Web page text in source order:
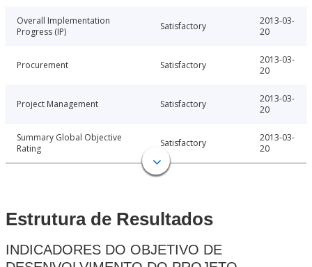
Overall Implementation
Progress (IP)
Satisfactory
2013-03-
20
Procurement Satisfactory
2013-03-
20
Project Management Satisfactory
2013-03-
20
Summary Global Objective
Rating
Satisfactory
2013-03-
20
Estrutura de Resultados
INDICADORES DO OBJETIVO DE